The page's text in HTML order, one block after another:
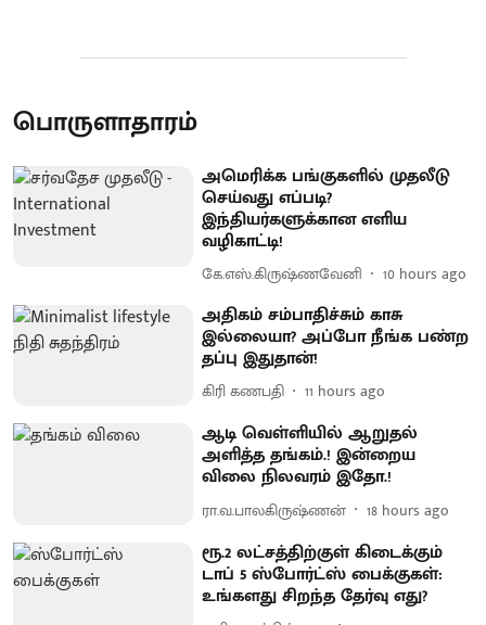
பொருளாதாரம்
அமெரிக்க பங்குகளில் முதலீடு
செய்வது எப்படி?
இந்தியர்களுக்கான எளிய
வழிகாட்டி!
கே.எஸ்.கிருஷ்ணவேனி 10 hours ago
அதிகம் சம்பாதிச்சும் காசு
இல்லையா? அப்போ நீங்க பண்ற
தப்பு இதுதான்!
கிரி கணபதி 11 hours ago
ஆடி வெள்ளியில் ஆறுதல்
அளித்த தங்கம்.! இன்றைய
விலை நிலவரம் இதோ.!
ரா.வ.பாலகிருஷ்ணன் 18 hours ago
ரூ.2 லட்சத்திற்குள் கிடைக்கும்
டாப் 5 ஸ்போர்ட்ஸ் பைக்குகள்:
உங்களது சிறந்த தேர்வு எது?